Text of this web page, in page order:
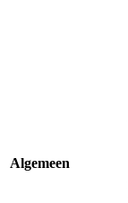
Algemeen